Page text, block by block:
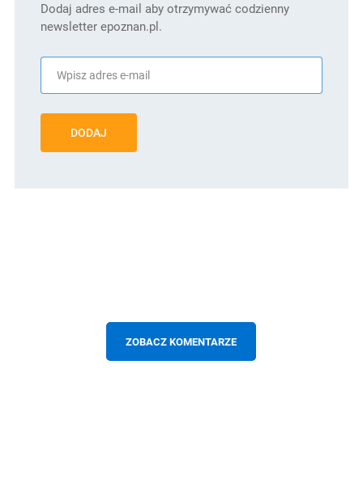
Dodaj adres e-mail aby otrzymywać codzienny
newsletter epoznan.pl.
DODAJ
ZOBACZ KOMENTARZE